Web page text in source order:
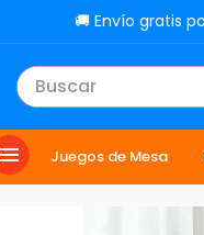
🚚 Envío gratis
Buscar
Juegos de Mesa
MÁS BUSCADOS
lol